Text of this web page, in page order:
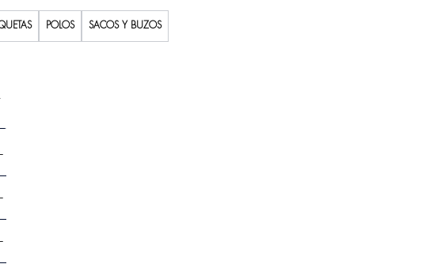
POLOS SACOS Y BUZOS